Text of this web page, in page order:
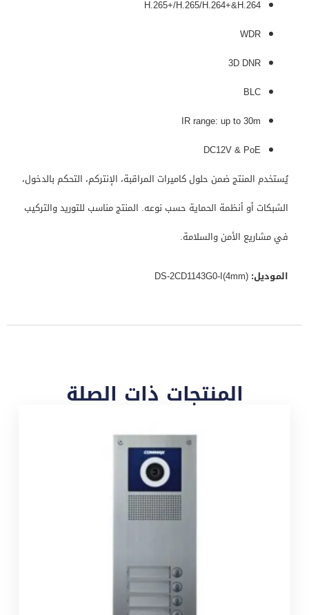
H.265+/H.265/H.264+&H.264
WDR
3D DNR
BLC
IR range: up to 30m
DC12V & PoE
يُستخدم المنتج ضمن حلول كاميرات المراقبة، الإنتركم، التحكم بالدخول،
الشبكات أو أنظمة الحماية حسب نوعه. المنتج مناسب للتوريد والتركيب
في مشاريع الأمن والسلامة.
الموديل:
المنتجات ذات الصلة